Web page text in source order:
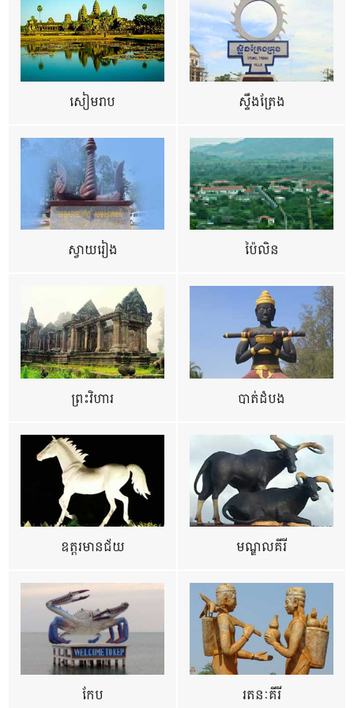
សៀមរាប ស្ទឹងត្រែង
ស្វាយរៀង ប៉ៃលិន
ព្រះវិហារ បាត់ដំបង
ឧត្ដរមានជ័យ មណ្ឌលគីរី
កែប រតនៈគីរី